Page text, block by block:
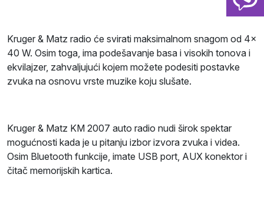
Kruger & Matz radio će svirati maksimalnom snagom od 4x
40 W. Osim toga, ima podešavanje basa i visokih tonova i
ekvilajzer, zahvaljujući kojem možete podesiti postavke
zvuka na osnovu vrste muzike koju slušate.
Kruger & Matz KM 2007 auto radio nudi širok spektar
mogućnosti kada je u pitanju izbor izvora zvuka i videa.
Osim Bluetooth funkcije, imate USB port, AUX konektor i
čitač memorijskih kartica.